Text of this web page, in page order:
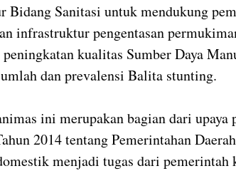
Bidang Sanitasi untuk mendukung
infrastruktur pengentasan
kualitas Sumber Daya
dan prevalensi Balita stunting.
ini merupakan bagian dari upaya
2014 tentang Pemerintahan
menjadi tugas dari pemerintah